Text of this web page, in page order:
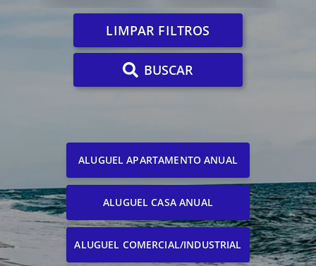
LIMPAR FILTROS
BUSCAR
ALUGUEL APARTAMENTO ANUAL
ALUGUEL CASA ANUAL
ALUGUEL COMERCIAL/INDUSTRIAL